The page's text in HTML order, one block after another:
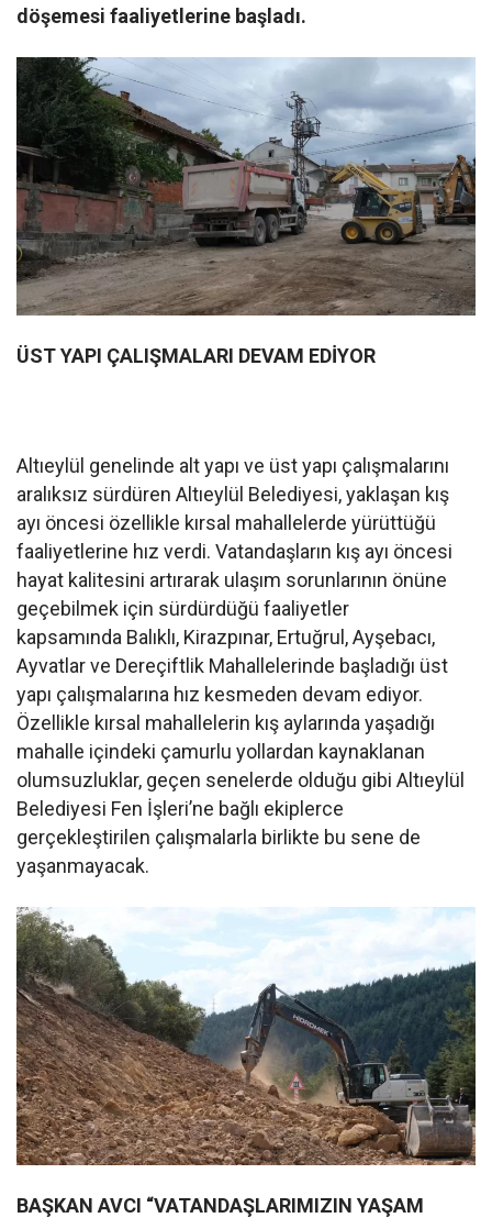
döşemesi faaliyetlerine başladı.
ÜST YAPI ÇALIŞMALARI DEVAM EDİYOR
Altıeylül genelinde alt yapı ve üst yapı çalışmalarını
aralıksız sürdüren Altıeylül Belediyesi, yaklaşan kış
ayı öncesi özellikle kırsal mahallelerde yürüttüğü
faaliyetlerine hız verdi. Vatandaşların kış ayı öncesi
hayat kalitesini artırarak ulaşım sorunlarının önüne
geçebilmek için sürdürdüğü faaliyetler
kapsamında Balıklı, Kirazpınar, Ertuğrul, Ayşebacı,
Ayvatlar ve Dereçiftlik Mahallelerinde başladığı üst
yapı çalışmalarına hız kesmeden devam ediyor.
Özellikle kırsal mahallelerin kış aylarında yaşadığı
mahalle içindeki çamurlu yollardan kaynaklanan
olumsuzluklar, geçen senelerde olduğu gibi Altıeylül
Belediyesi Fen İşleri’ne bağlı ekiplerce
gerçekleştirilen çalışmalarla birlikte bu sene de
yaşanmayacak.
BAŞKAN AVCI “VATANDAŞLARIMIZIN YAŞAM